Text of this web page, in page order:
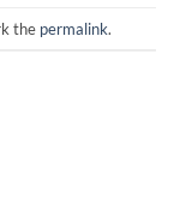
the permalink.